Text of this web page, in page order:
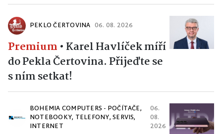
PEKLO ČERTOVINA 06. 08. 2026
Premium • Karel Havlíček míří
do Pekla Čertovina. Přijeďte se
s ním setkat!
BOHEMIA COMPUTERS - POČÍTAČE,
NOTEBOOKY, TELEFONY, SERVIS,
INTERNET
06.
08.
2026